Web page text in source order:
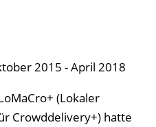
2015 - April 2018
(Lokaler
Crowddelivery+) hatte